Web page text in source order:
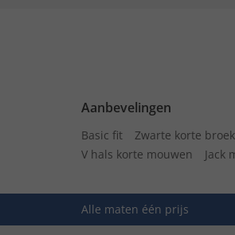
Aanbevelingen
Basic fit Zwarte korte broek
V hals korte mouwen
Jack
Alle maten één prijs